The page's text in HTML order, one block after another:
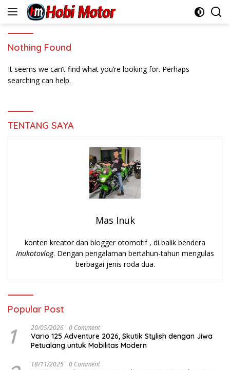
Nothing Found
It seems we can’t find what you’re looking for. Perhaps
searching can help.
TENTANG SAYA
Mas Inuk
konten kreator dan blogger otomotif , di balik bendera
Inukotovlog. Dengan pengalaman bertahun-tahun mengulas
berbagai jenis roda dua.
Popular Post
1 20/05/2026 0 Comment
Vario 125 Adventure 2026, Skutik Stylish dengan Jiwa
Petualang untuk Mobilitas Modern
18/11/2025 0 Comment